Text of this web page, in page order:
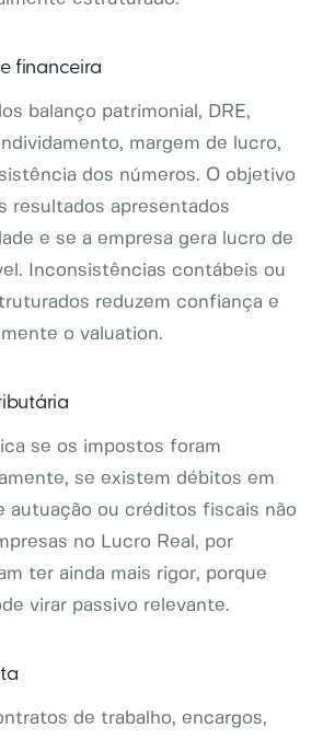
financeira
balanço patrimonial, DRE,
margem de lucro,
dos números. O objetivo
resultados apresentados
e se a empresa gera lucro de
Inconsistências contábeis ou
reduzem confiança e
o valuation.
se os impostos foram
se existem débitos em
autuação ou créditos fiscais não
no Lucro Real, por
ter ainda mais rigor, porque
virar passivo relevante.
de trabalho, encargos,